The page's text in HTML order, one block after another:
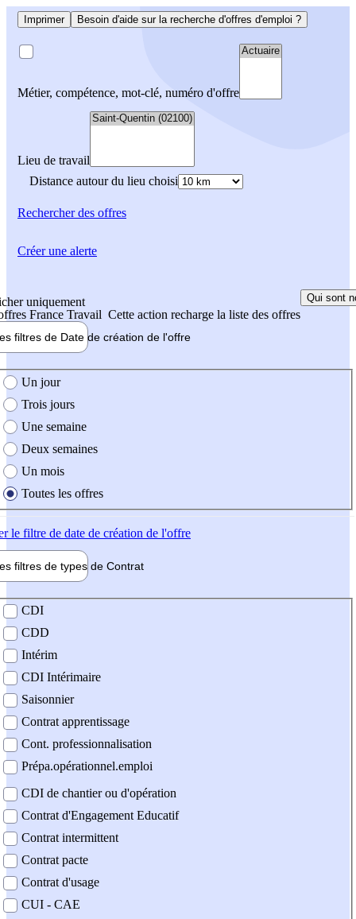
Imprimer Besoin d'aide sur la recherche d'offres d'emploi ?
Métier, compétence, mot-clé, numéro d'offre
Lieu de travail
Distance autour du lieu choisi
Rechercherdes offres
uniquement
France Travail Cette action recharge la liste des offres
Qui sont
filtres de Date de création de l'offre
création de l'offre
Un jour
Trois jours
Une semaine
Deux semaines
Un mois
Toutes les offres
le filtre de date de création de l'offre
filtres de types de Contrat
contrat
CDI
CDD
Intérim
CDI Intérimaire
Saisonnier
Contrat apprentissage
Cont. professionnalisation
Prépa.opérationnel.emploi
CDI de chantier ou d'opération
Contrat d'Engagement Educatif
Contrat intermittent
Contrat pacte
Contrat d'usage
CUI - CAE
Créer une alerte